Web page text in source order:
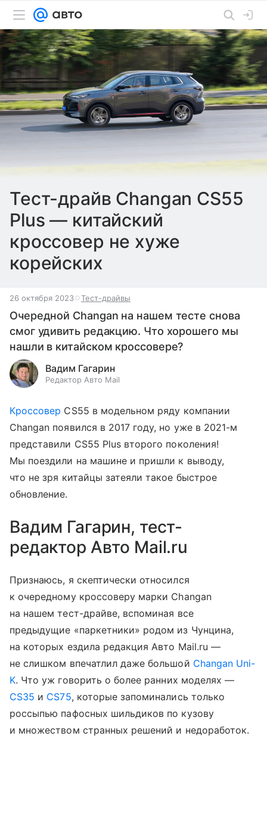
Тест-драйв Changan CS55
Plus — китайский
кроссовер не хуже
корейских
26 октября 2023 Тест-драйвы
Очередной Changan на нашем тесте снова
смог удивить редакцию. Что хорошего мы
нашли в китайском кроссовере?
Вадим Гагарин
Редактор Авто Mail
Кроссовер CS55 в модельном ряду компании
Changan появился в 2017 году, но уже в 2021-м
представили CS55 Plus второго поколения!
Мы поездили на машине и пришли к выводу,
что не зря китайцы затеяли такое быстрое
обновление.
Вадим Гагарин, тест-
редактор Авто Mail.ru
Признаюсь, я скептически относился
к очередному кроссоверу марки Changan
на нашем тест-драйве, вспоминая все
предыдущие «паркетники» родом из Чунцина,
на которых ездила редакция Авто Mail.ru —
не слишком впечатлил даже большой Changan Uni-
K. Что уж говорить о более ранних моделях —
CS35 и CS75, которые запоминались только
россыпью пафосных шильдиков по кузову
и множеством странных решений и недоработок.